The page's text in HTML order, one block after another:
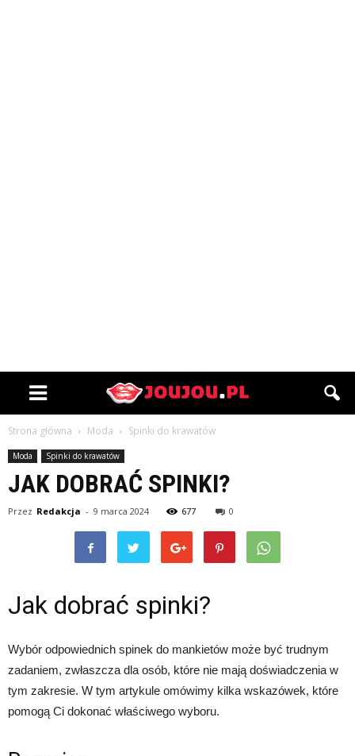
Strona główna Moda Spinki do krawatów
Moda Spinki do krawatów
JAK DOBRAĆ SPINKI?
Przez Redakcja - 9 marca 2024 677 0
Jak dobrać spinki?
Wybór odpowiednich spinek do mankietów może być trudnym
zadaniem, zwłaszcza dla osób, które nie mają doświadczenia w
tym zakresie. W tym artykule omówimy kilka wskazówek, które
pomogą Ci dokonać właściwego wyboru.